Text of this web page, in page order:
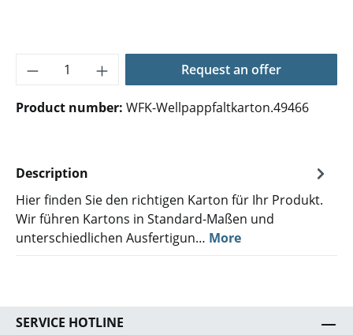
Product Quantity: Enter the desired
Request an offer
Product number: WFK-Wellpappfaltkarton.49466
Description
Hier finden Sie den richtigen Karton für Ihr Produkt.
Wir führen Kartons in Standard-Maßen und
unterschiedlichen Ausfertigun… More
SERVICE HOTLINE